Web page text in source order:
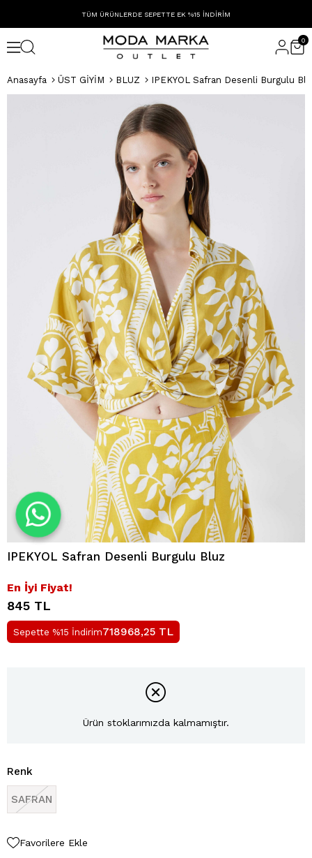
TÜM ÜRÜNLERDE SEPETTE EK %15 İNDİRİM
0
Anasayfa ÜST GİYİM BLUZ IPEKYOL Safran Desenli Burgulu
IPEKYOL Safran Desenli Burgulu Bluz
En İyi Fiyat!
845 TL
Sepette %15 İndirim718968,25 TL
Ürün stoklarımızda kalmamıştır.
Renk
SAFRAN
Favorilere Ekle